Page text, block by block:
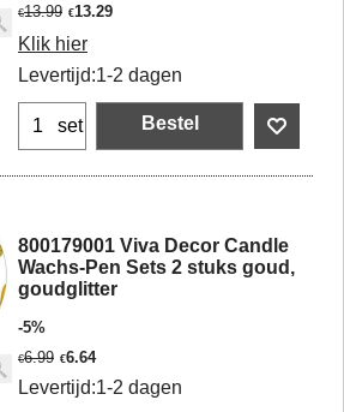
€13.99 €13.29
Klik hier
Levertijd:1-2 dagen
set Bestel
800179001 Viva Decor Candle
Wachs-Pen Sets 2 stuks goud,
goudglitter
-5%
€6.99 €6.64
Levertijd:1-2 dagen